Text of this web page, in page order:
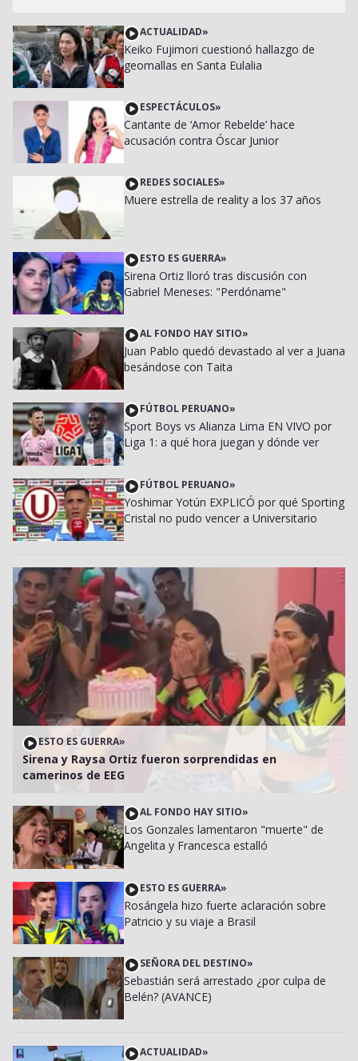
ACTUALIDAD»
Keiko Fujimori cuestionó hallazgo de
geomallas en Santa Eulalia
ESPECTÁCULOS»
Cantante de ‘Amor Rebelde’ hace
acusación contra Óscar Junior
REDES SOCIALES»
Muere estrella de reality a los 37 años
ESTO ES GUERRA»
Sirena Ortiz lloró tras discusión con
Gabriel Meneses: "Perdóname"
AL FONDO HAY SITIO»
Juan Pablo quedó devastado al ver a Juana
besándose con Taita
FÚTBOL PERUANO»
Sport Boys vs Alianza Lima EN VIVO por
Liga 1: a qué hora juegan y dónde ver
FÚTBOL PERUANO»
Yoshimar Yotún EXPLICÓ por qué Sporting
Cristal no pudo vencer a Universitario
ESTO ES GUERRA»
Sirena y Raysa Ortiz fueron sorprendidas en
camerinos de EEG
AL FONDO HAY SITIO»
Los Gonzales lamentaron "muerte" de
Angelita y Francesca estalló
ESTO ES GUERRA»
Rosángela hizo fuerte aclaración sobre
Patricio y su viaje a Brasil
SEÑORA DEL DESTINO»
Sebastián será arrestado ¿por culpa de
Belén? (AVANCE)
ACTUALIDAD»